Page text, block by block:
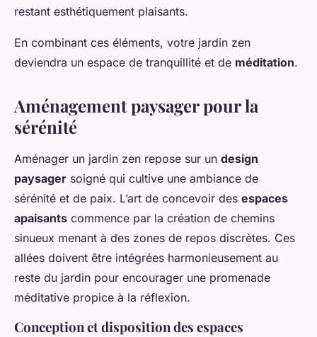
restant esthétiquement plaisants.
En combinant ces éléments, votre jardin zen
deviendra un espace de tranquillité et de méditation.
Aménagement paysager pour la
sérénité
Aménager un jardin zen repose sur un design
paysager soigné qui cultive une ambiance de
sérénité et de paix. L’art de concevoir des espaces
apaisants commence par la création de chemins
sinueux menant à des zones de repos discrètes. Ces
allées doivent être intégrées harmonieusement au
reste du jardin pour encourager une promenade
méditative propice à la réflexion.
Conception et disposition des espaces